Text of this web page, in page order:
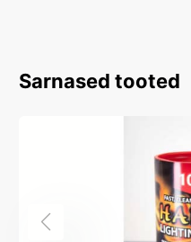
Sarnased tooted